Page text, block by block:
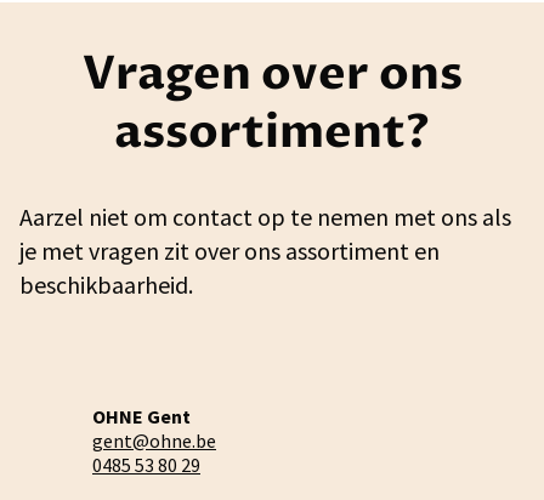
Vragen over ons
assortiment?
Aarzel niet om contact op te nemen met ons als
je met vragen zit over ons assortiment en
beschikbaarheid.
OHNE Gent
gent@ohne.be
0485 53 80 29